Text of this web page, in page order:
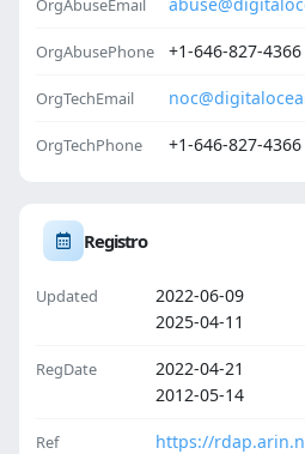
OrgAbuseEmail
OrgAbusePhone +1-646-827-4366
OrgTechEmail
OrgTechPhone +1-646-827-4366
Registro
Updated
2022-06-09
2025-04-11
RegDate
2022-04-21
2012-05-14
Ref
https://